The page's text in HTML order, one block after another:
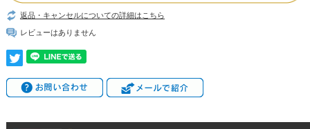
返品・キャンセルについての詳細はこちら
レビューはありません